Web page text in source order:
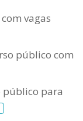
vagas
público com
público para